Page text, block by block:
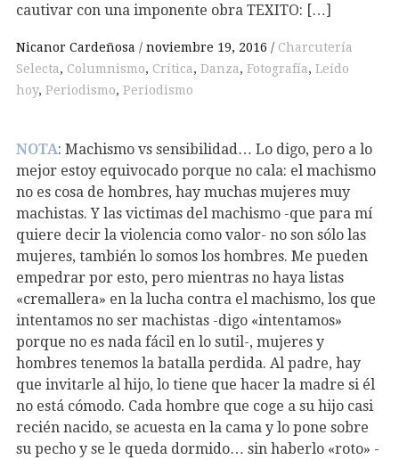
cautivar con una imponente obra TEXITO: […]
Nicanor Cardeñosa noviembre 19, 2016
Charcutería
Selecta, Columnismo, Crítica, Danza, Fotografía, Leído
hoy, Periodismo, Periodismo
NOTA: Machismo vs sensibilidad… Lo digo, pero a lo
mejor estoy equivocado porque no cala: el machismo
no es cosa de hombres, hay muchas mujeres muy
machistas. Y las victimas del machismo -que para mí
quiere decir la violencia como valor- no son sólo las
mujeres, también lo somos los hombres. Me pueden
empedrar por esto, pero mientras no haya listas
«cremallera» en la lucha contra el machismo, los que
intentamos no ser machistas -digo «intentamos»
porque no es nada fácil en lo sutil-, mujeres y
hombres tenemos la batalla perdida. Al padre, hay
que invitarle al hijo, lo tiene que hacer la madre si él
no está cómodo. Cada hombre que coge a su hijo casi
recién nacido, se acuesta en la cama y lo pone sobre
su pecho y se le queda dormido… sin haberlo «roto» -